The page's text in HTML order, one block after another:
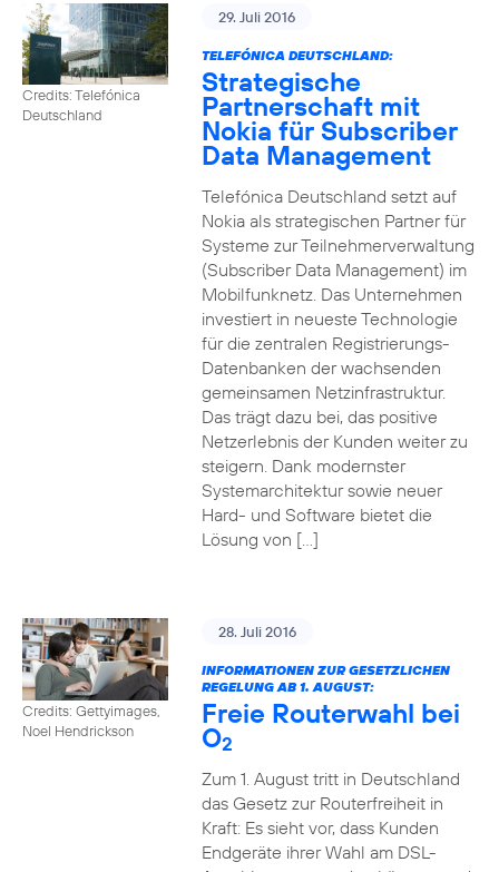
Credits: Telefónica
Deutschland
29. Juli 2016
TELEFÓNICA DEUTSCHLAND:
Strategische
Partnerschaft mit
Nokia für Subscriber
Data Management
Telefónica Deutschland setzt auf
Nokia als strategischen Partner für
Systeme zur Teilnehmerverwaltung
(Subscriber Data Management) im
Mobilfunknetz. Das Unternehmen
investiert in neueste Technologie
für die zentralen Registrierungs-
Datenbanken der wachsenden
gemeinsamen Netzinfrastruktur.
Das trägt dazu bei, das positive
Netzerlebnis der Kunden weiter zu
steigern. Dank modernster
Systemarchitektur sowie neuer
Hard- und Software bietet die
Lösung von […]
Credits: Gettyimages,
Noel Hendrickson
28. Juli 2016
INFORMATIONEN ZUR GESETZLICHEN
REGELUNG AB 1. AUGUST:
Freie Routerwahl bei
O2
Zum 1. August tritt in Deutschland
das Gesetz zur Routerfreiheit in
Kraft: Es sieht vor, dass Kunden
Endgeräte ihrer Wahl am DSL-